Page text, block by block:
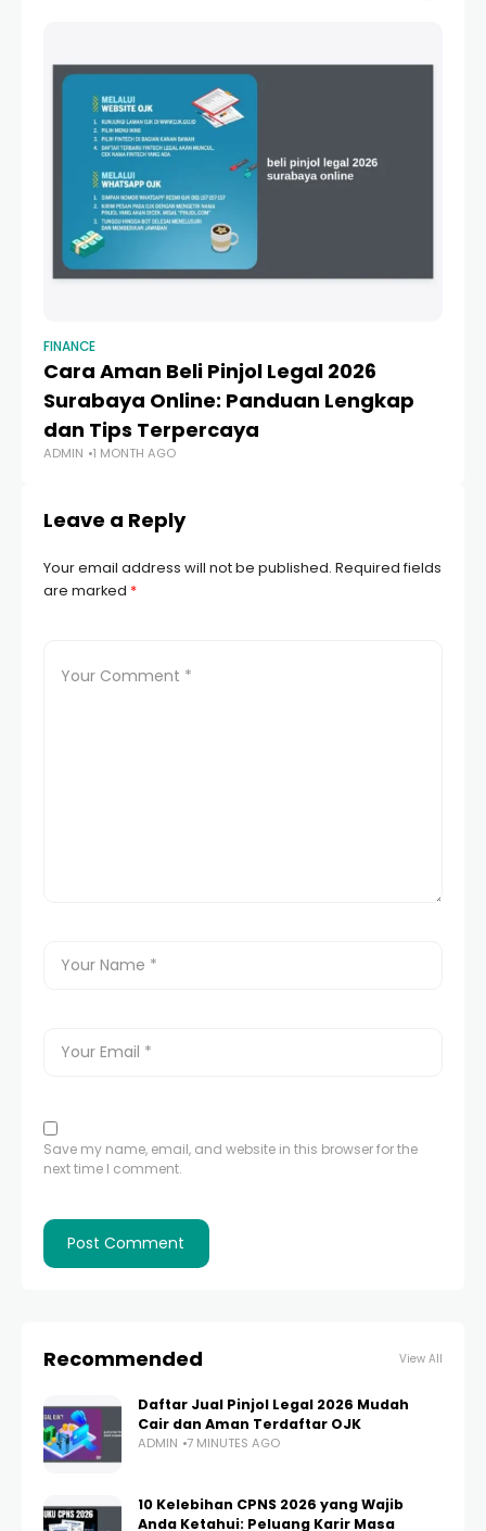
FINANCE
Cara Aman Beli Pinjol Legal 2026
Surabaya Online: Panduan Lengkap
dan Tips Terpercaya
ADMIN 1 MONTH AGO
Leave a Reply
Your email address will not be published. Required fields
are marked *
Save my name, email, and website in this browser for the
next time I comment.
Recommended View All
Daftar Jual Pinjol Legal 2026 Mudah
Cair dan Aman Terdaftar OJK
ADMIN 7 MINUTES AGO
10 Kelebihan CPNS 2026 yang Wajib
Anda Ketahui: Peluang Karir Masa